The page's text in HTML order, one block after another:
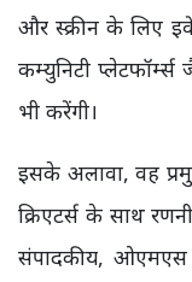
और स्क्रीन के लिए
कम्युनिटी
भी करेंगी।
इसके अलावा, वह
क्रिएटर्स के साथ
संपादकीय, ओएमएस